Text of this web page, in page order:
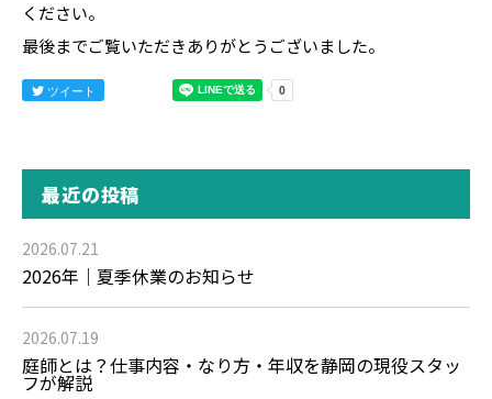
ください。
最後までご覧いただきありがとうございました。
ツイート
最近の投稿
2026.07.21
2026年｜夏季休業のお知らせ
2026.07.19
庭師とは？仕事内容・なり方・年収を静岡の現役スタッ
フが解説